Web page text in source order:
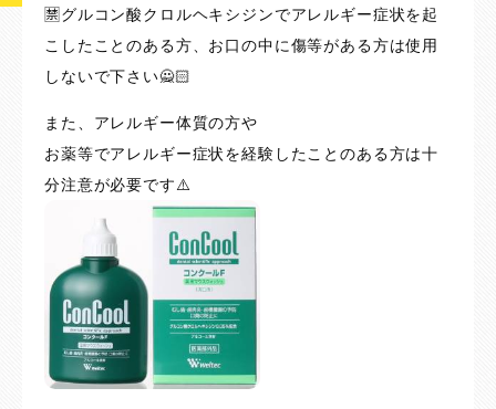
🈲グルコン酸クロルヘキシジンでアレルギー症状を起
こしたことのある方、お口の中に傷等がある方は使用
しないで下さい🙅🏻
また、アレルギー体質の方や
お薬等でアレルギー症状を経験したことのある方は十
分注意が必要です⚠️